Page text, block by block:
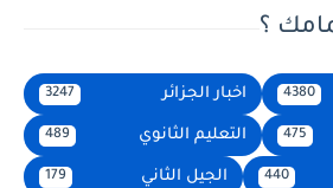
؟
4380 اخبار الجزائر 3247
475 التعليم الثانوي 489
440 الجيل الثاني 179